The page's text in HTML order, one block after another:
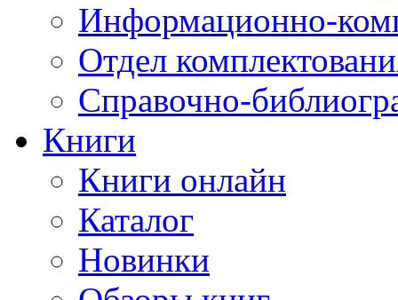
Информационно-
Отдел
Справочно-
Книги
Книги онлайн
Каталог
Новинки